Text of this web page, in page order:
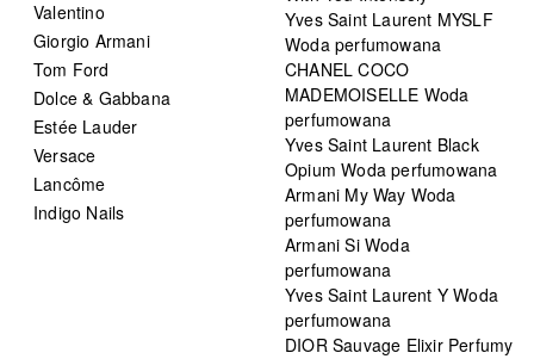
Valentino
Giorgio Armani
Tom Ford
Dolce & Gabbana
Estée Lauder
Versace
Lancôme
Indigo Nails
Yves Saint Laurent MYSLF
Woda perfumowana
CHANEL COCO
MADEMOISELLE Woda
perfumowana
Yves Saint Laurent Black
Opium Woda perfumowana
Armani My Way Woda
perfumowana
Armani Si Woda
perfumowana
Yves Saint Laurent Y Woda
perfumowana
DIOR Sauvage Elixir Perfumy